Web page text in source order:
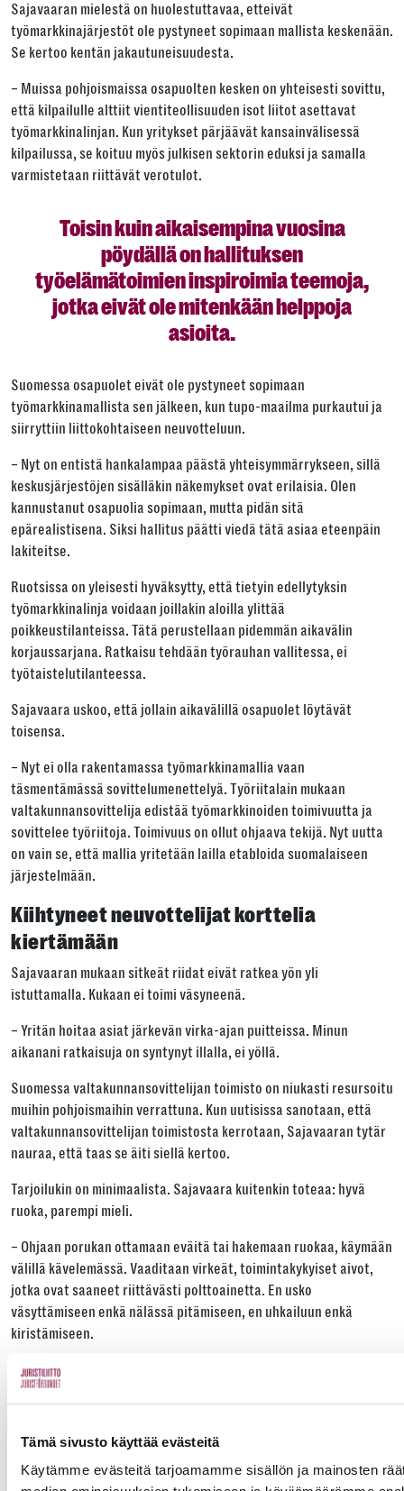
Tämä sivusto käyttää evästeitä
Käytämme evästeitä tarjoamamme sisällön ja mainosten
Sajavaaran mielestä on huolestuttavaa, etteivät
työmarkkinajärjestöt ole pystyneet sopimaan mallista keskenään.
Se kertoo kentän jakautuneisuudesta.
– Muissa pohjoismaissa osapuolten kesken on yhteisesti sovittu,
että kilpailulle alttiit vientiteollisuuden isot liitot asettavat
työmarkkinalinjan. Kun yritykset pärjäävät kansainvälisessä
kilpailussa, se koituu myös julkisen sektorin eduksi ja samalla
varmistetaan riittävät verotulot.
Toisin kuin aikaisempina vuosina
pöydällä on hallituksen
työelämätoimien inspiroimia teemoja,
jotka eivät ole mitenkään helppoja
asioita.
Suomessa osapuolet eivät ole pystyneet sopimaan
työmarkkinamallista sen jälkeen, kun tupo-maailma purkautui ja
siirryttiin liittokohtaiseen neuvotteluun.
– Nyt on entistä hankalampaa päästä yhteisymmärrykseen, sillä
keskusjärjestöjen sisälläkin näkemykset ovat erilaisia. Olen
kannustanut osapuolia sopimaan, mutta pidän sitä
epärealistisena. Siksi hallitus päätti viedä tätä asiaa eteenpäin
lakiteitse.
Ruotsissa on yleisesti hyväksytty, että tietyin edellytyksin
työmarkkinalinja voidaan joillakin aloilla ylittää
poikkeustilanteissa. Tätä perustellaan pidemmän aikavälin
korjaussarjana. Ratkaisu tehdään työrauhan vallitessa, ei
työtaistelutilanteessa.
Sajavaara uskoo, että jollain aikavälillä osapuolet löytävät
toisensa.
– Nyt ei olla rakentamassa työmarkkinamallia vaan
täsmentämässä sovittelumenettelyä. Työriitalain mukaan
valtakunnansovittelija edistää työmarkkinoiden toimivuutta ja
sovittelee työriitoja. Toimivuus on ollut ohjaava tekijä. Nyt uutta
on vain se, että mallia yritetään lailla etabloida suomalaiseen
järjestelmään.
Kiihtyneet neuvottelijat korttelia
kiertämään
Sajavaaran mukaan sitkeät riidat eivät ratkea yön yli
istuttamalla. Kukaan ei toimi väsyneenä.
– Yritän hoitaa asiat järkevän virka-ajan puitteissa. Minun
aikanani ratkaisuja on syntynyt illalla, ei yöllä.
Suomessa valtakunnansovittelijan toimisto on niukasti resursoitu
muihin pohjoismaihin verrattuna. Kun uutisissa sanotaan, että
valtakunnansovittelijan toimistosta kerrotaan, Sajavaaran tytär
nauraa, että taas se äiti siellä kertoo.
Tarjoilukin on minimaalista. Sajavaara kuitenkin toteaa: hyvä
ruoka, parempi mieli.
– Ohjaan porukan ottamaan eväitä tai hakemaan ruokaa, käymään
välillä kävelemässä. Vaaditaan virkeät, toimintakykyiset aivot,
jotka ovat saaneet riittävästi polttoainetta. En usko
väsyttämiseen enkä nälässä pitämiseen, en uhkailuun enkä
kiristämiseen.
Jos näyttää siltä, että neuvottelijat alkavat käydä ylikierroksilla,
Sajavaara näyttää ovea.
korttelia ja tulette takaisin puolen tunnin päästä. Yleensä
jäähdyttely on auttanut.